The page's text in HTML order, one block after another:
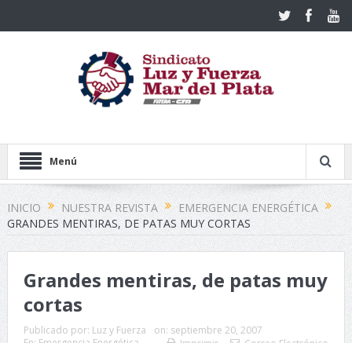
Menú
INICIO NUESTRA REVISTA
EMERGENCIA ENERGÉTICA
GRANDES MENTIRAS, DE PATAS MUY CORTAS
Grandes mentiras, de patas muy
cortas
Publicado por: Luz y Fuerza on: septiembre 20, 2007